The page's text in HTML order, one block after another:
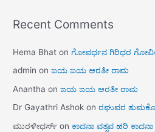
Recent Comments
Hema Bhat onಗೋವರ್ಧನ ಗಿರಿಧರ
admin onಜಯ ಜಯ ಆರತೀ ರಾಮ
Anantha onಜಯ ಜಯ ಆರತೀ ರಾಮ
Dr Gayathri Ashok onರಘುವರ
ಮುರಳೀಧರ್ಸ್ onಕಾದನಾ ವತ್ಸವ ಹರಿ ಕಾದನಾ